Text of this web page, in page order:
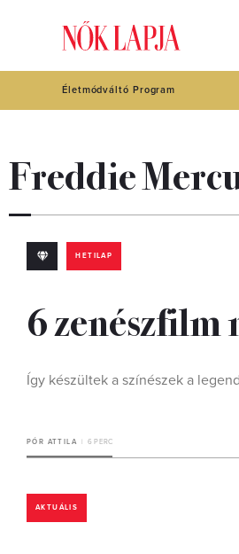
Életmódváltó Program
Freddie
HETILAP
6
Így készültek a színészek a
PÓR ATTILA 6 PERC
AKTUÁLIS